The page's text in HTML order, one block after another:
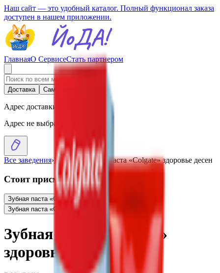
Наш сайт — это удобный каталог. Полный функционал заказа
доступен в нашем приложении.
ГлавнаяО СервисеСтать партнером
Доставка Самовывоз
Адрес доставки
Адрес не выбран
Все заведения›Каталог› Зубная паста «Colgate» здоровье десен
Стоит присмотреться
Зубная паста «Colgate» лечебные травы
Зубная паста «Colgate» кальций-ремин
Зубная паста «Colgate»
здоровье десен